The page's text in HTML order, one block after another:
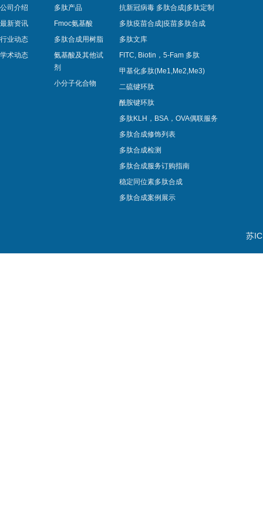
公司介绍
最新资讯
行业动态
学术动态
多肽产品
Fmoc氨基酸
多肽合成用树脂
氨基酸及其他试
剂
小分子化合物
抗新冠病毒 多肽合成|多肽定制
多肽疫苗合成|疫苗多肽​合成
多肽文库
FITC, Biotin，5-Fam 多肽
甲基化多肽(Me1,Me2,Me3)
二硫键环肽
酰胺键环肽
多肽KLH，BSA，OVA偶联服务
多肽合成修饰列表
多肽合成检测
多肽合成服务订购指南
稳定同位素多肽合成
多肽合成案例展示
苏